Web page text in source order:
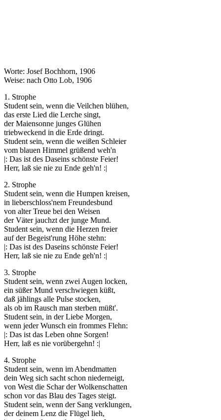
Worte: Josef Bochhorn, 1906
Weise: nach Otto Lob, 1906
1. Strophe
Student sein, wenn die Veilchen blühen,
das erste Lied die Lerche singt,
der Maiensonne junges Glühen
triebweckend in die Erde dringt.
Student sein, wenn die weißen Schleier
vom blauen Himmel grüßend weh'n
|: Das ist des Daseins schönste Feier!
Herr, laß sie nie zu Ende geh'n! :|
2. Strophe
Student sein, wenn die Humpen kreisen,
in lieberschloss'nem Freundesbund
von alter Treue bei den Weisen
der Väter jauchzt der junge Mund.
Student sein, wenn die Herzen freier
auf der Begeist'rung Höhe stehn:
|: Das ist des Daseins schönste Feier!
Herr, laß sie nie zu Ende geh'n! :|
3. Strophe
Student sein, wenn zwei Augen locken,
ein süßer Mund verschwiegen küßt,
daß jählings alle Pulse stocken,
als ob im Rausch man sterben müßt'.
Student sein, in der Liebe Morgen,
wenn jeder Wunsch ein frommes Flehn:
|: Das ist das Leben ohne Sorgen!
Herr, laß es nie vorübergehn! :|
4. Strophe
Student sein, wenn im Abendmatten
dein Weg sich sacht schon niederneigt,
von West die Schar der Wolkenschatten
schon vor das Blau des Tages steigt.
Student sein, wenn der Sang verklungen,
der deinem Lenz die Flügel lieh,